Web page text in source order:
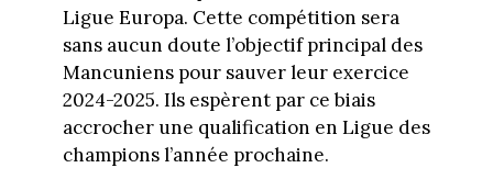
Ligue Europa. Cette compétition sera
sans aucun doute l’objectif principal des
Mancuniens pour sauver leur exercice
2024-2025. Ils espèrent par ce biais
accrocher une qualification en Ligue des
champions l’année prochaine.